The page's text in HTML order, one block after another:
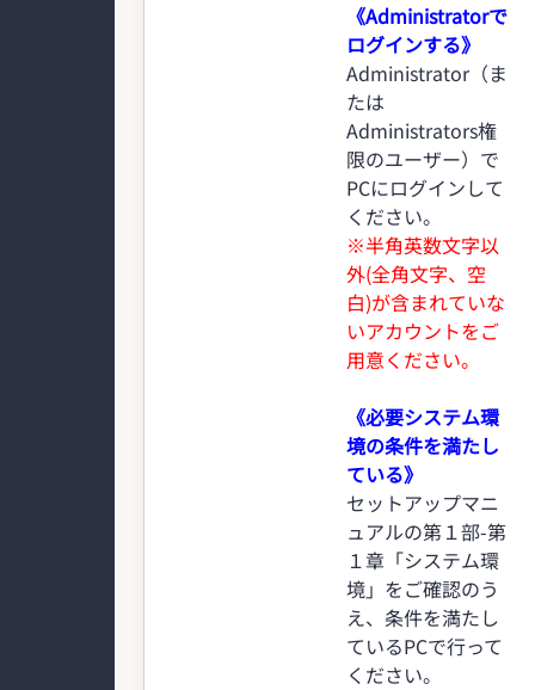
《Administratorで
ログインする》
Administrator（ま
たは
Administrators権
限のユーザー）で
PCにログインして
ください。
※半角英数文字以
外(全角文字、空
白)が含まれていな
いアカウントをご
用意ください。
《必要システム環
境の条件を満たし
ている》
セットアップマニ
ュアルの第１部-第
１章「システム環
境」をご確認のう
え、条件を満たし
ているPCで行って
ください。